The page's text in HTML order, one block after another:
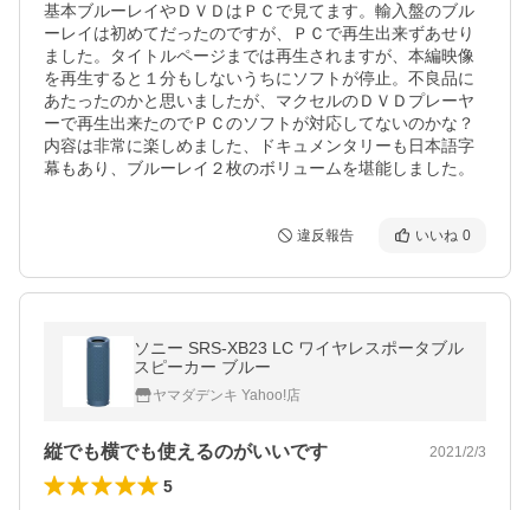
基本ブルーレイやＤＶＤはＰＣで見てます。輸入盤のブル
ーレイは初めてだったのですが、ＰＣで再生出来ずあせり
ました。タイトルページまでは再生されますが、本編映像
を再生すると１分もしないうちにソフトが停止。不良品に
あたったのかと思いましたが、マクセルのＤＶＤプレーヤ
ーで再生出来たのでＰＣのソフトが対応してないのかな？
内容は非常に楽しめました、ドキュメンタリーも日本語字
幕もあり、ブルーレイ２枚のボリュームを堪能しました。
違反報告 いいね 0
ソニー SRS-XB23 LC ワイヤレスポータブル
スピーカー ブルー
ヤマダデンキ Yahoo!店
縦でも横でも使えるのがいいです 2021/2/3
5